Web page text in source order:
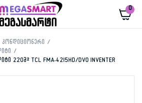
0
კონდიციონერი
220მ² TCL FMA-42I5HD/DVO INVENTER